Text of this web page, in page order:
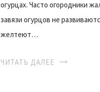
огурцах. Часто огородники
завязи огурцов не
желтеют…
ЧИТАТЬ ДАЛЕЕ